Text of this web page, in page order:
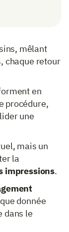
mêlant
chaque retour
en
procédure,
une
mais un
la
impressions.
donnée
dans le